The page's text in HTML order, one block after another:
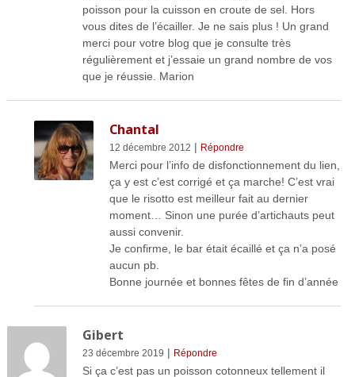
poisson pour la cuisson en croute de sel. Hors
vous dites de l’écailler. Je ne sais plus ! Un grand
merci pour votre blog que je consulte très
régulièrement et j’essaie un grand nombre de vos
que je réussie. Marion
Chantal
12 décembre 2012 | Répondre
Merci pour l’info de disfonctionnement du lien,
ça y est c’est corrigé et ça marche! C’est vrai
que le risotto est meilleur fait au dernier
moment… Sinon une purée d’artichauts peut
aussi convenir.
Je confirme, le bar était écaillé et ça n’a posé
aucun pb.
Bonne journée et bonnes fêtes de fin d’année
Gibert
23 décembre 2019 | Répondre
Si ça c’est pas un poisson cotonneux tellement il